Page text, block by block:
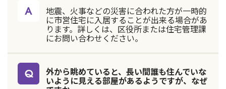
地震、火事などの災害に合われた方が一時的
に市営住宅に入居することが出来る場合があ
ります。詳しくは、区役所または住宅管理課
にお問い合わせください。
外から眺めていると、長い間誰も住んでいな
いように見える部屋があるようですが、なぜ